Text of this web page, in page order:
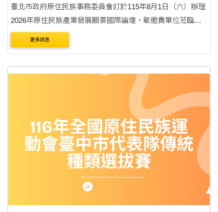
臺北市政府原住民族事務委員會訂於115年8月1日（六）辦理
2026年原住民族產業發展願景國際論壇，敬邀貴單位蒞臨出
席並協助宣導， 詳如說明，請查照。
更多訊息